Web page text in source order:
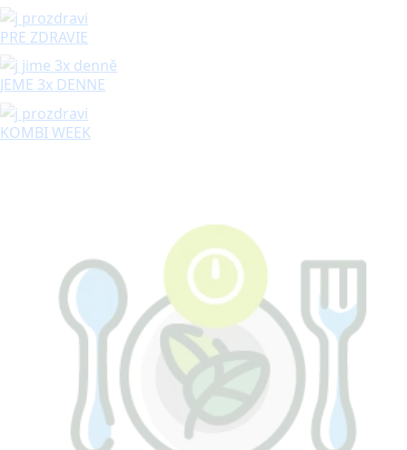
PRE ZDRAVIE
JEME 3x DENNE
KOMBI WEEK